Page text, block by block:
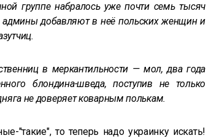
группе набралось уже почти семь тысяч
админы добавляют в неё польских женщин и
в меркантильности — мол, два года
блондина-шведа, поступив не только
не доверяет коварным полькам.
"такие", то теперь надо украинку искать!